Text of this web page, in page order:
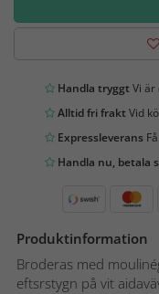
Handla tryggtVi är
Alltid fri fraktVid
Expressleverans
Handla nu, betala
Produktinformation
Broderas med
eftsrstygn på vit